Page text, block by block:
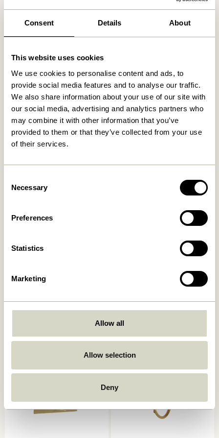
Consent Details About
This website uses cookies
We use cookies to personalise content and ads, to
provide social media features and to analyse our traffic.
We also share information about your use of our site with
our social media, advertising and analytics partners who
may combine it with other information that you’ve
provided to them or that they’ve collected from your use
of their services.
Selection
Necessary
Preferences
Statistics
Marketing
Allow all
Allow selection
Deny
Produits similaires
169,00kr. 36,00kr.
Spot Crochets Multicoloré
(set de 3)
Double Crochet/Porte-
revues Rouge
419,00